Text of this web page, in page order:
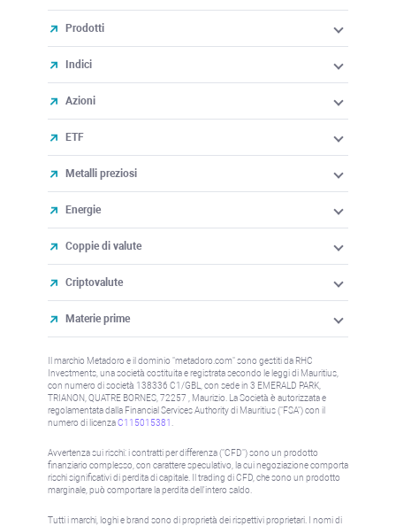
Prodotti
Indici
Azioni
ETF
Metalli preziosi
Energie
Coppie di valute
Criptovalute
Materie prime
Il marchio Metadoro e il dominio "metadoro.com" sono gestiti da RHC
Investments, una società costituita e registrata secondo le leggi di Mauritius,
con numero di società 138336 C1/GBL, con sede in 3 EMERALD PARK,
TRIANON, QUATRE BORNES, 72257 , Maurizio. La Società è autorizzata e
regolamentata dalla Financial Services Authority di Mauritius ("FSA") con il
numero di licenzaC115015381
Avvertenza sui rischi: i contratti per differenza ("CFD") sono un prodotto
finanziario complesso, con carattere speculativo, la cui negoziazione comporta
rischi significativi di perdita di capitale. Il trading di CFD, che sono un prodotto
marginale, può comportare la perdita dell'intero saldo.
Tutti i marchi, loghi e brand sono di proprietà dei rispettivi proprietari. I nomi di